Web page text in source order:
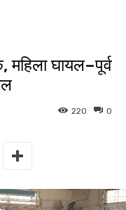
घायल–पूर्व
0
220